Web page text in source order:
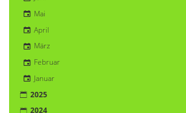
Mai
April
März
Februar
Januar
2025
2024